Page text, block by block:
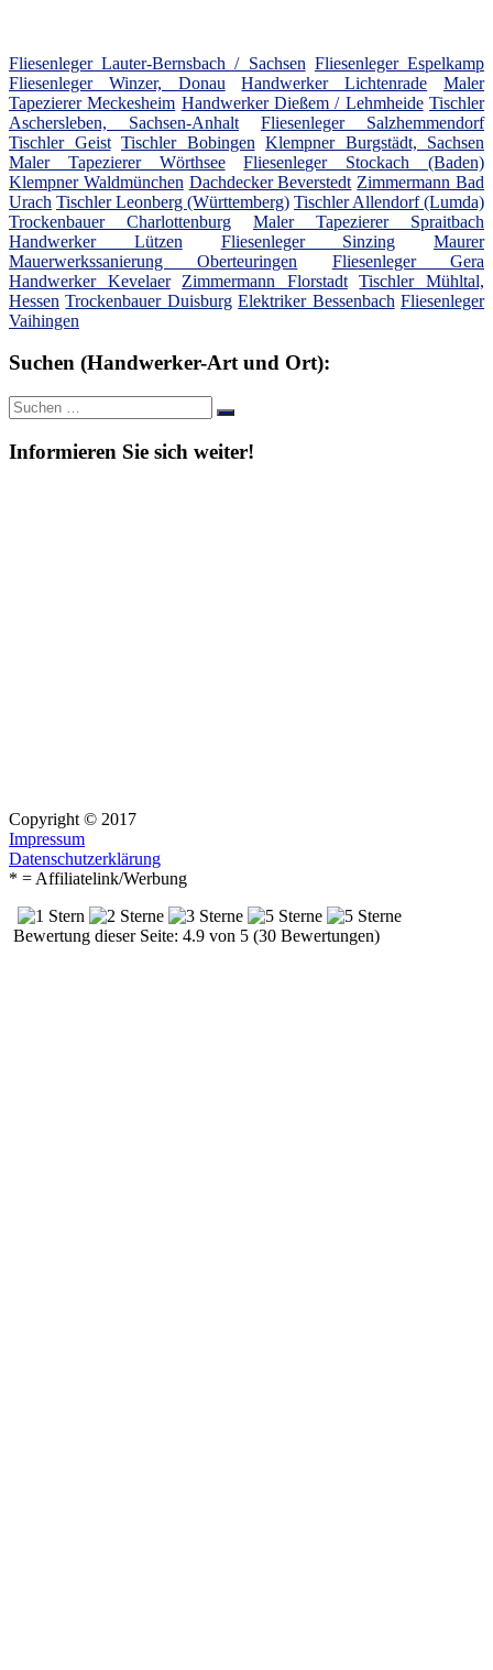
Fliesenleger Lauter-Bernsbach / Sachsen Fliesenleger Espelkamp
Fliesenleger Winzer, Donau
Handwerker Lichtenrade
Maler
Tapezierer Meckesheim Handwerker Dießem / Lehmheide Tischler
Aschersleben, Sachsen-Anhalt
Fliesenleger Salzhemmendorf
Tischler Geist Tischler Bobingen Klempner Burgstädt, Sachsen
Maler Tapezierer Wörthsee
Fliesenleger Stockach (Baden)
Klempner Waldmünchen Dachdecker Beverstedt Zimmermann Bad
Urach Tischler Leonberg (Württemberg) Tischler Allendorf (Lumda)
Trockenbauer Charlottenburg
Maler Tapezierer Spraitbach
Handwerker Lützen
Fliesenleger Sinzing
Maurer
Mauerwerkssanierung Oberteuringen
Fliesenleger Gera
Handwerker Kevelaer
Zimmermann Florstadt
Tischler Mühltal,
Hessen Trockenbauer Duisburg Elektriker Bessenbach Fliesenleger
Vaihingen
Suchen (Handwerker-Art und Ort):
Suche
nach:
Suchen
Informieren Sie sich weiter!
Copyright © 2017
Impressum
Datenschutzerklärung
* = Affiliatelink/Werbung
Bewertung dieser Seite: 4.9 von 5 (30 Bewertungen)